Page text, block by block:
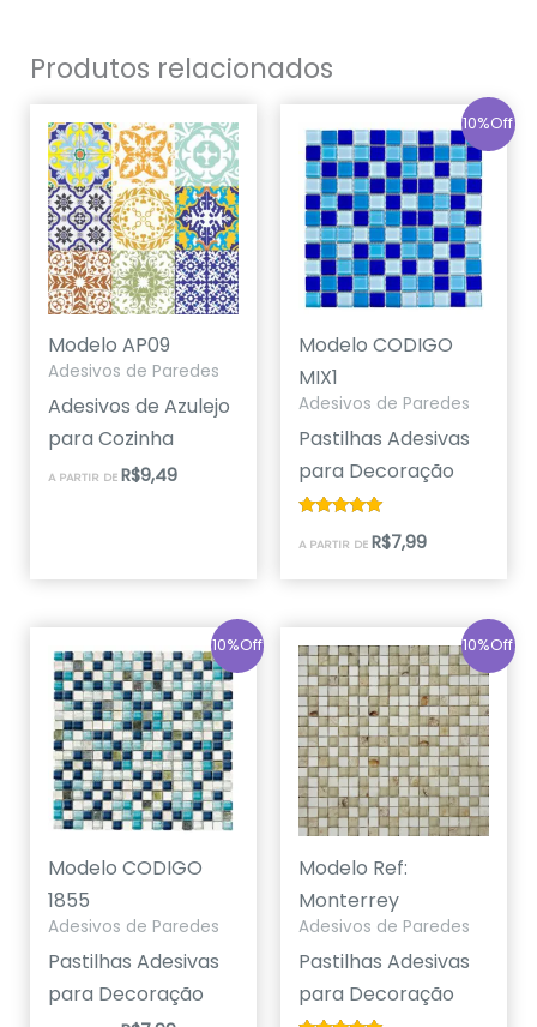
Produtos relacionados
Modelo AP09
Adesivos de Paredes
Adesivos de Azulejo
para Cozinha
A PARTIR DE R$9,49
10%Off
Modelo CODIGO
MIX1
Adesivos de Paredes
Pastilhas Adesivas
para Decoração
5.00
A PARTIR DE R$7,99
10%Off
Modelo CODIGO
1855
Adesivos de Paredes
Pastilhas Adesivas
para Decoração
10%Off
Modelo Ref:
Monterrey
Adesivos de Paredes
Pastilhas Adesivas
para Decoração